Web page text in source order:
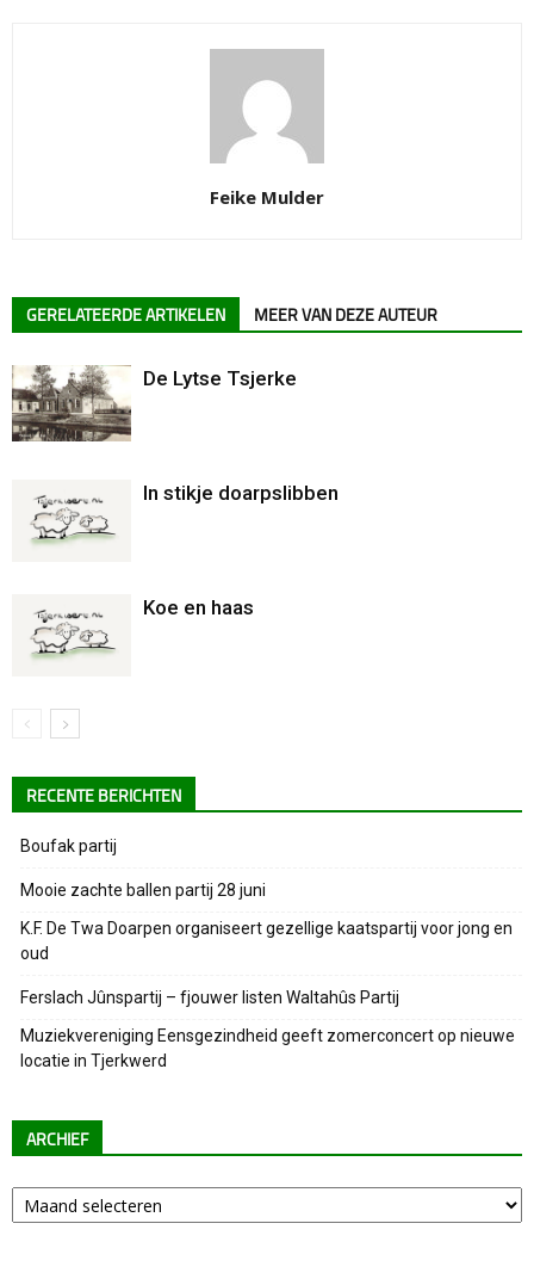
Feike Mulder
GERELATEERDE ARTIKELEN MEER VAN DEZE AUTEUR
De Lytse Tsjerke
In stikje doarpslibben
Koe en haas
RECENTE BERICHTEN
Boufak partij
Mooie zachte ballen partij 28 juni
K.F. De Twa Doarpen organiseert gezellige kaatspartij voor jong en
oud
Ferslach Jûnspartij – fjouwer listen Waltahûs Partij
Muziekvereniging Eensgezindheid geeft zomerconcert op nieuwe
locatie in Tjerkwerd
ARCHIEF
Archief